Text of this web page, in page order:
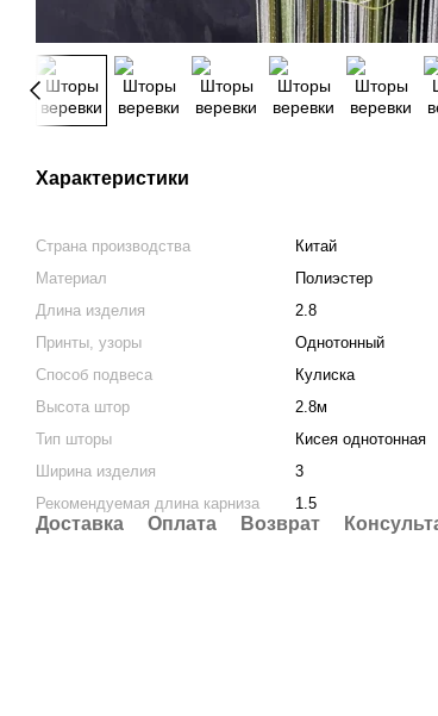
Характеристики
Страна производства
Китай
Материал
Полиэстер
Длина изделия
2.8
Принты, узоры
Однотонный
Способ подвеса
Кулиска
Высота штор
2.8м
Тип шторы
Кисея однотонная
Ширина изделия
3
Рекомендуемая длина карниза
1.5
Доставка Оплата Возврат